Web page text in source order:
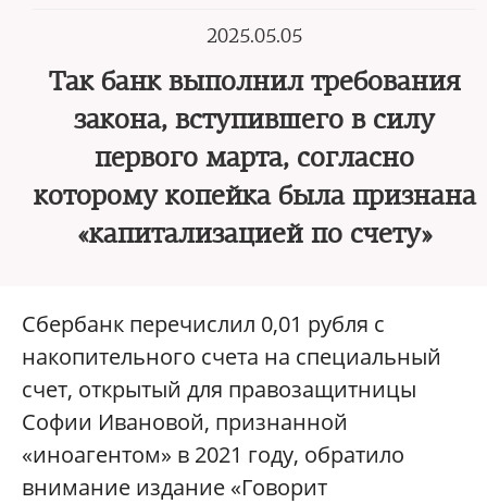
2025.05.05
Так банк выполнил требования
закона, вступившего в силу
первого марта, согласно
которому копейка была признана
«капитализацией по счету»
Сбербанк перечислил 0,01 рубля с
накопительного счета на специальный
счет, открытый для правозащитницы
Софии Ивановой, признанной
«иноагентом» в 2021 году, обратило
внимание издание «Говорит